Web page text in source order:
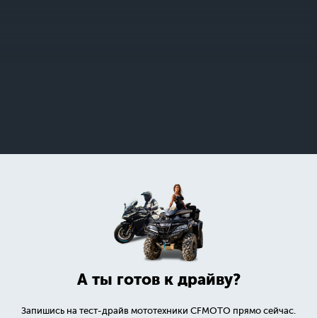
А ты готов к драйву?
Запишись на тест-драйв мототехники CFMOTO прямо сейчас.